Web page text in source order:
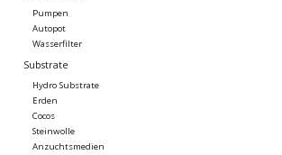
Pumpen
Autopot
Wasserfilter
Substrate
Hydro Substrate
Erden
Cocos
Steinwolle
Anzuchtsmedien